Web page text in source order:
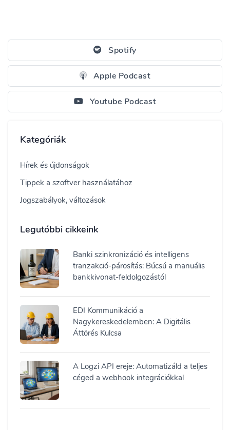
Spotify
Apple Podcast
Youtube Podcast
Kategóriák
Hírek és újdonságok
Tippek a szoftver használatához
Jogszabályok, változások
Legutóbbi cikkeink
Banki szinkronizáció és intelligens
tranzakció-párosítás: Búcsú a manuális
bankkivonat-feldolgozástól
EDI Kommunikáció a
Nagykereskedelemben: A Digitális
Áttörés Kulcsa
A Logzi API ereje: Automatizáld a teljes
céged a webhook integrációkkal